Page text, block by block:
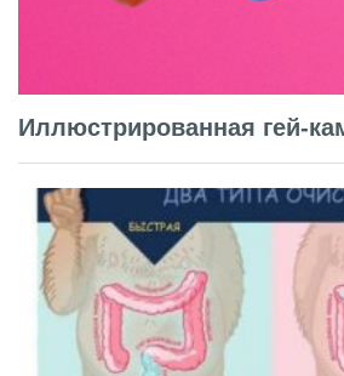
Иллюстрированная гей-